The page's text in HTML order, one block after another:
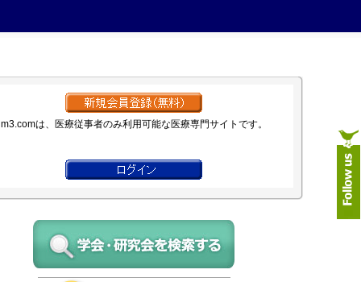
m3.comは、医療従事者のみ利用可能な医療専門サイトです。